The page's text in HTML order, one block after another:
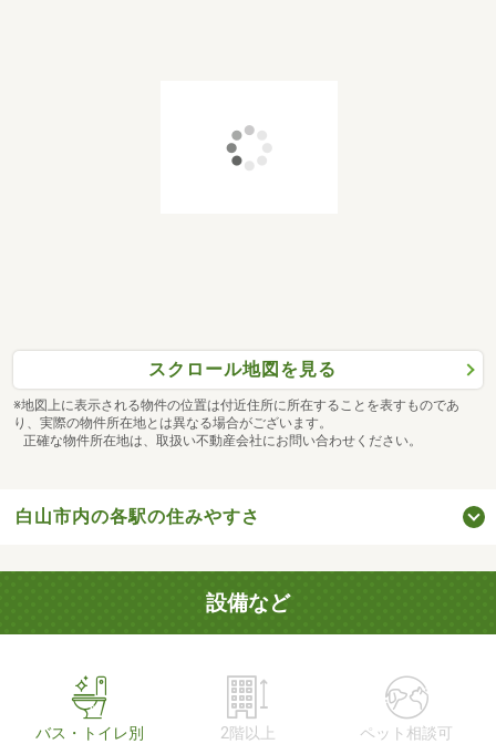
スクロール地図を見る
※地図上に表示される物件の位置は付近住所に所在することを表すものであ
り、実際の物件所在地とは異なる場合がございます。
正確な物件所在地は、取扱い不動産会社にお問い合わせください。
白山市内の各駅の住みやすさ
設備など
バス・トイレ別 2階以上 ペット相談可